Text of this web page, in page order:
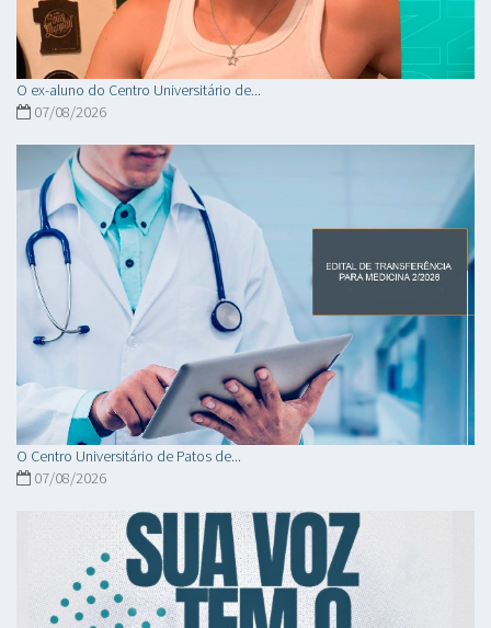
O ex-aluno do Centro Universitário de...
07/08/2026
O Centro Universitário de Patos de...
07/08/2026